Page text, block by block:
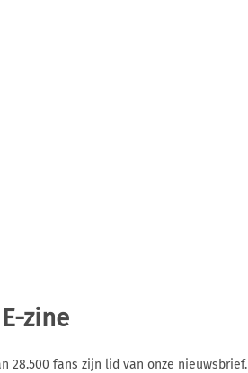
zine
28.500 fans zijn lid van onze nieuwsbrief.